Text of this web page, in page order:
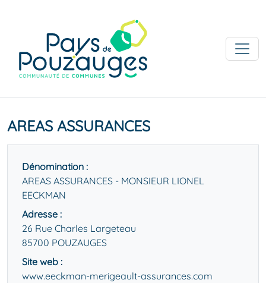
AREAS ASSURANCES
Dénomination :
AREAS ASSURANCES - MONSIEUR LIONEL
EECKMAN
Adresse :
26 Rue Charles Largeteau
85700 POUZAUGES
Site web :
www.eeckman-merigeault-assurances.com